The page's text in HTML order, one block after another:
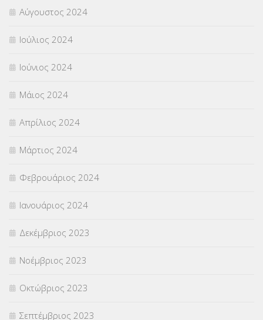
Αύγουστος 2024
Ιούλιος 2024
Ιούνιος 2024
Μάιος 2024
Απρίλιος 2024
Μάρτιος 2024
Φεβρουάριος 2024
Ιανουάριος 2024
Δεκέμβριος 2023
Νοέμβριος 2023
Οκτώβριος 2023
Σεπτέμβριος 2023